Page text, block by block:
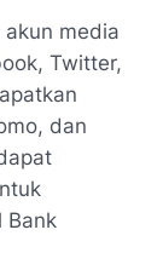
media
Twitter,
dan
Bank